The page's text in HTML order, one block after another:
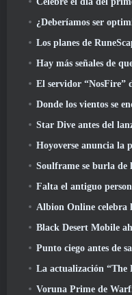
¿Deberíamos ser
Los planes de RuneScape para
Hay más señales de que el
El servidor “NosFire” de
Donde los vientos se encuentran con el
Star Dive antes del
Hoyoverse anuncia la
Soulframe se burla de
Falta el antiguo personaje de Rift que
Albion Online celebra la primavera
Black Desert Mobile
Punto ciego antes de
La actualización “The Firmament
Voruna Prime de Warframe es tan